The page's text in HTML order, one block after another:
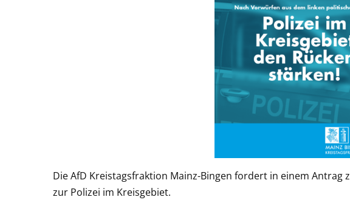
Die AfD Kreistagsfraktion Mainz-Bingen fordert in einem Antrag
zur Polizei im Kreisgebiet.